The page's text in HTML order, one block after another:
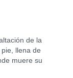
de la
llena de
muere su